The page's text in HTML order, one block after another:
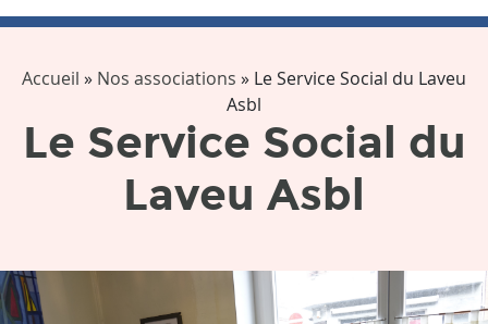
Accueil » Nos associations » Le Service Social du Laveu
Asbl
Le Service Social du
Laveu Asbl